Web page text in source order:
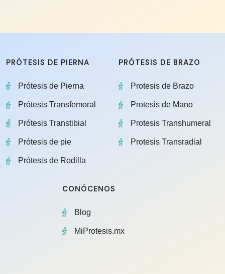
PRÓTESIS DE PIERNA
Prótesis de Pierna
Prótesis Transfemoral
Prótesis Transtibial
Prótesis de pie
Prótesis de Rodilla
PRÓTESIS DE BRAZO
Protesis de Brazo
Protesis de Mano
Protesis Transhumeral
Protesis Transradial
CONÓCENOS
Blog
MiProtesis.mx